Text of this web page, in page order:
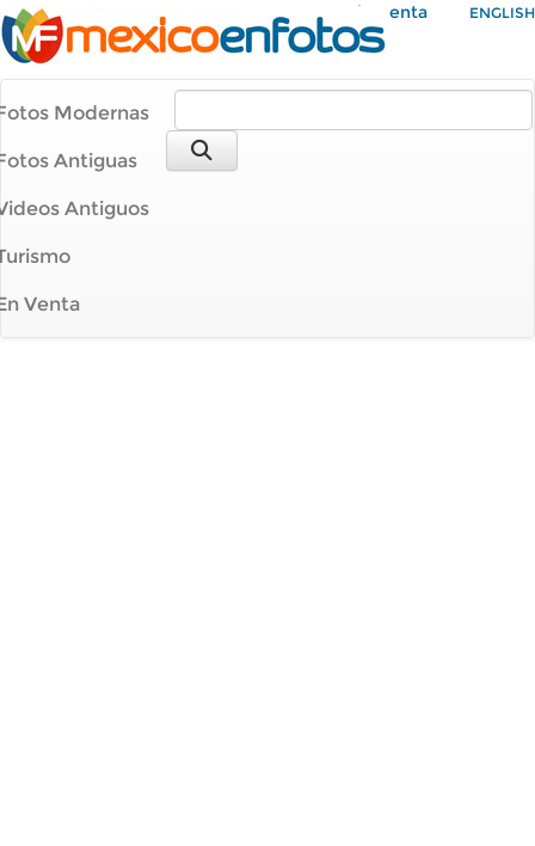
Mi Cuenta ENGLISH
Modernas
Antiguas
Antiguos
Venta